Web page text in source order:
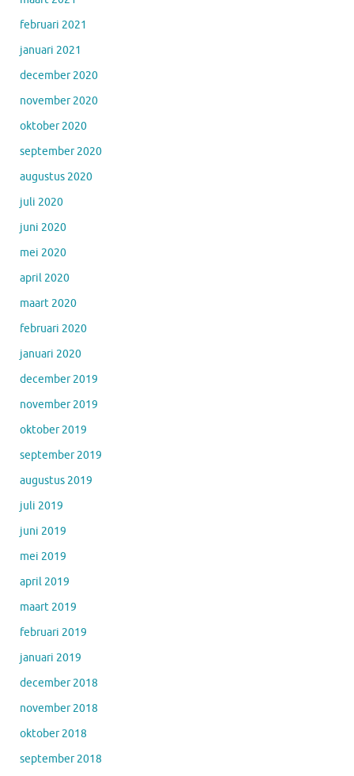
februari 2021
januari 2021
december 2020
november 2020
oktober 2020
september 2020
augustus 2020
juli 2020
juni 2020
mei 2020
april 2020
maart 2020
februari 2020
januari 2020
december 2019
november 2019
oktober 2019
september 2019
augustus 2019
juli 2019
juni 2019
mei 2019
april 2019
maart 2019
februari 2019
januari 2019
december 2018
november 2018
oktober 2018
september 2018